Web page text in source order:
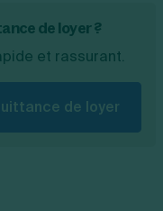
de loyer ?
et rassurant.
de loyer